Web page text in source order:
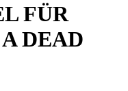
FÜR
DEAD